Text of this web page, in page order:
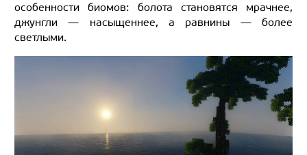
особенности биомов: болота становятся мрачнее,
джунгли — насыщеннее, а равнины — более
светлыми.